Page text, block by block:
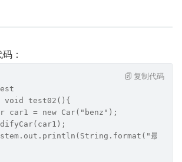
：
void test02(){
car1 = new Car("benz");
最终结
复制代码